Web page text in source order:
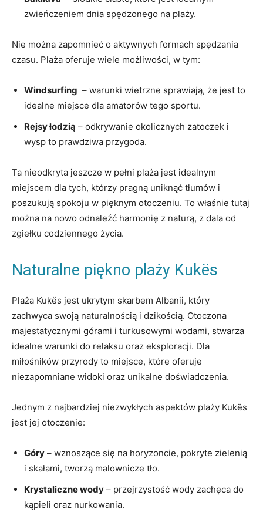
zwieńczeniem⁣ dnia spędzonego na ⁢plaży.
Nie można‌ zapomnieć o⁤ aktywnych formach spędzania
czasu. Plaża oferuje wiele możliwości, w tym:
Windsurfing ⁣ –⁤ warunki wietrzne sprawiają, ​że jest to⁣
idealne‍ miejsce dla amatorów tego ⁢sportu.
Rejsy łodzią – odkrywanie okolicznych zatoczek i
wysp ‌to prawdziwa przygoda.
Ta nieodkryta ​jeszcze w pełni plaża jest idealnym⁤
miejscem dla‍ tych, którzy pragną uniknąć tłumów i
poszukują‌ spokoju ⁤w pięknym otoczeniu. To właśnie tutaj
można na nowo odnaleźć harmonię z naturą, z dala od⁣
zgiełku codziennego życia.
Naturalne piękno ​plaży ⁢Kukës
Plaża Kukës jest ⁣ukrytym skarbem Albanii, który
⁤zachwyca ‌swoją⁣ naturalnością i⁣ dzikością. ​Otoczona
majestatycznymi górami i turkusowymi wodami, stwarza‌
idealne warunki do ⁣relaksu oraz eksploracji. Dla
miłośników przyrody​ to miejsce, które oferuje
niezapomniane widoki oraz‍ unikalne doświadczenia.
Jednym z⁢ najbardziej niezwykłych aspektów plaży Kukës
jest ⁤jej ‌otoczenie:
Góry – wznoszące się na horyzoncie, pokryte zielenią
i skałami, tworzą malownicze⁢ tło.
Krystaliczne wody – przejrzystość ⁢wody ‌zachęca do
kąpieli⁢ oraz ⁢nurkowania.